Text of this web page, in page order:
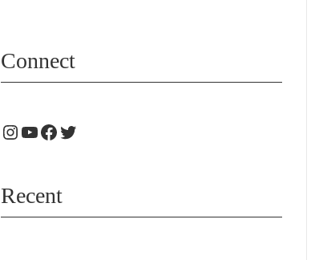
Connect
Recent